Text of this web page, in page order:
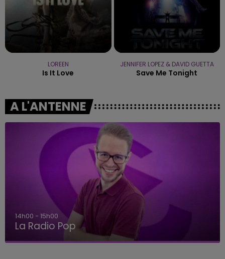
LOREEN
Is It Love
JENNIFER LOPEZ & DAVID GUETTA
Save Me Tonight
A L'ANTENNE
14h00 - 15h00
La Radio Pop